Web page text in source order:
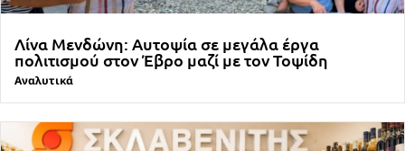
Λίνα Μενδώνη: Αυτοψία σε μεγάλα έργα
πολιτισμού στον Έβρο μαζί με τον Τοψίδη
Αναλυτικά